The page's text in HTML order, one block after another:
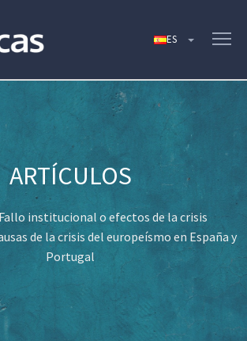
institucional o efectos de la crisis
de la crisis del europeísmo en España y
Portugal